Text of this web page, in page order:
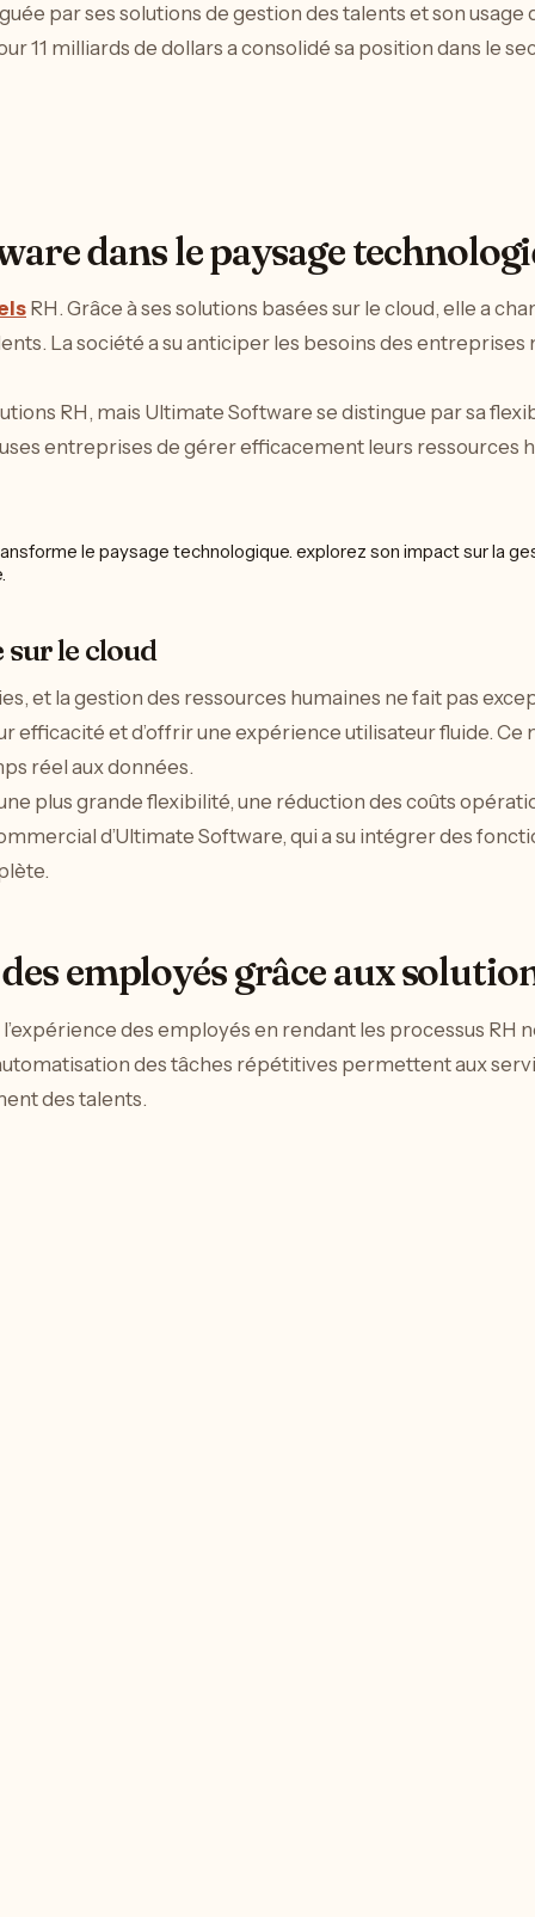
par ses solutions de gestion des talents et son usage
11 milliards de dollars a consolidé sa position dans le
dans le paysage
RH. Grâce à ses solutions basées sur le cloud, elle a
La société a su anticiper les besoins des
RH, mais Ultimate Software se distingue par sa
entreprises de gérer efficacement leurs ressources
sur le cloud
et la gestion des ressources humaines ne fait pas
et d’offrir une expérience utilisateur fluide. Ce
réel aux données.
plus grande flexibilité, une réduction des coûts
d’Ultimate Software, qui a su intégrer des
employés grâce aux
des employés en rendant les processus RH
des tâches répétitives permettent aux
des talents.